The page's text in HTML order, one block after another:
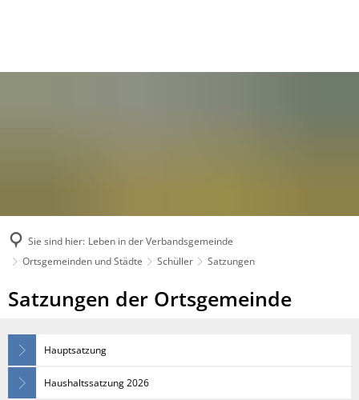
Sie sind hier: Leben in der Verbandsgemeinde
Ortsgemeinden und Städte
Schüller Satzungen
Satzungen
Satzungen der Ortsgemeinde
Hauptsatzung
Haushaltssatzung 2026